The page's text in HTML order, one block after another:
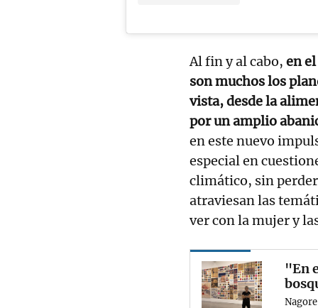
Al fin y al cabo, en
son muchos los
vista, desde la
por un amplio
en este nuevo
especial en
climático, sin
atraviesan las
ver con la mujer y
"En